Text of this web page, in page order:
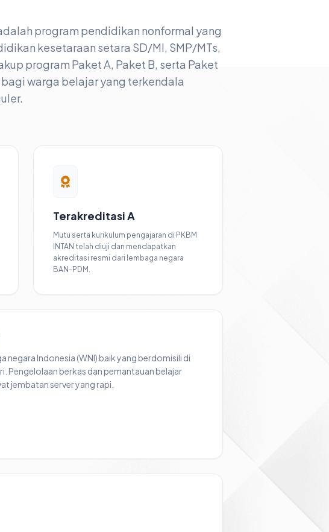
program pendidikan nonformal yang
kesetaraan setara SD/MI, SMP/MTs,
program Paket A, Paket B, serta Paket
warga belajar yang terkendala
Terakreditasi A
Mutu serta kurikulum pengajaran di PKBM
INTAN telah diuji dan mendapatkan
akreditasi resmi dari lembaga negara
BAN-PDM.
negara Indonesia (WNI) baik yang berdomisili di
Pengelolaan berkas dan pemantauan belajar
jembatan server yang rapi.